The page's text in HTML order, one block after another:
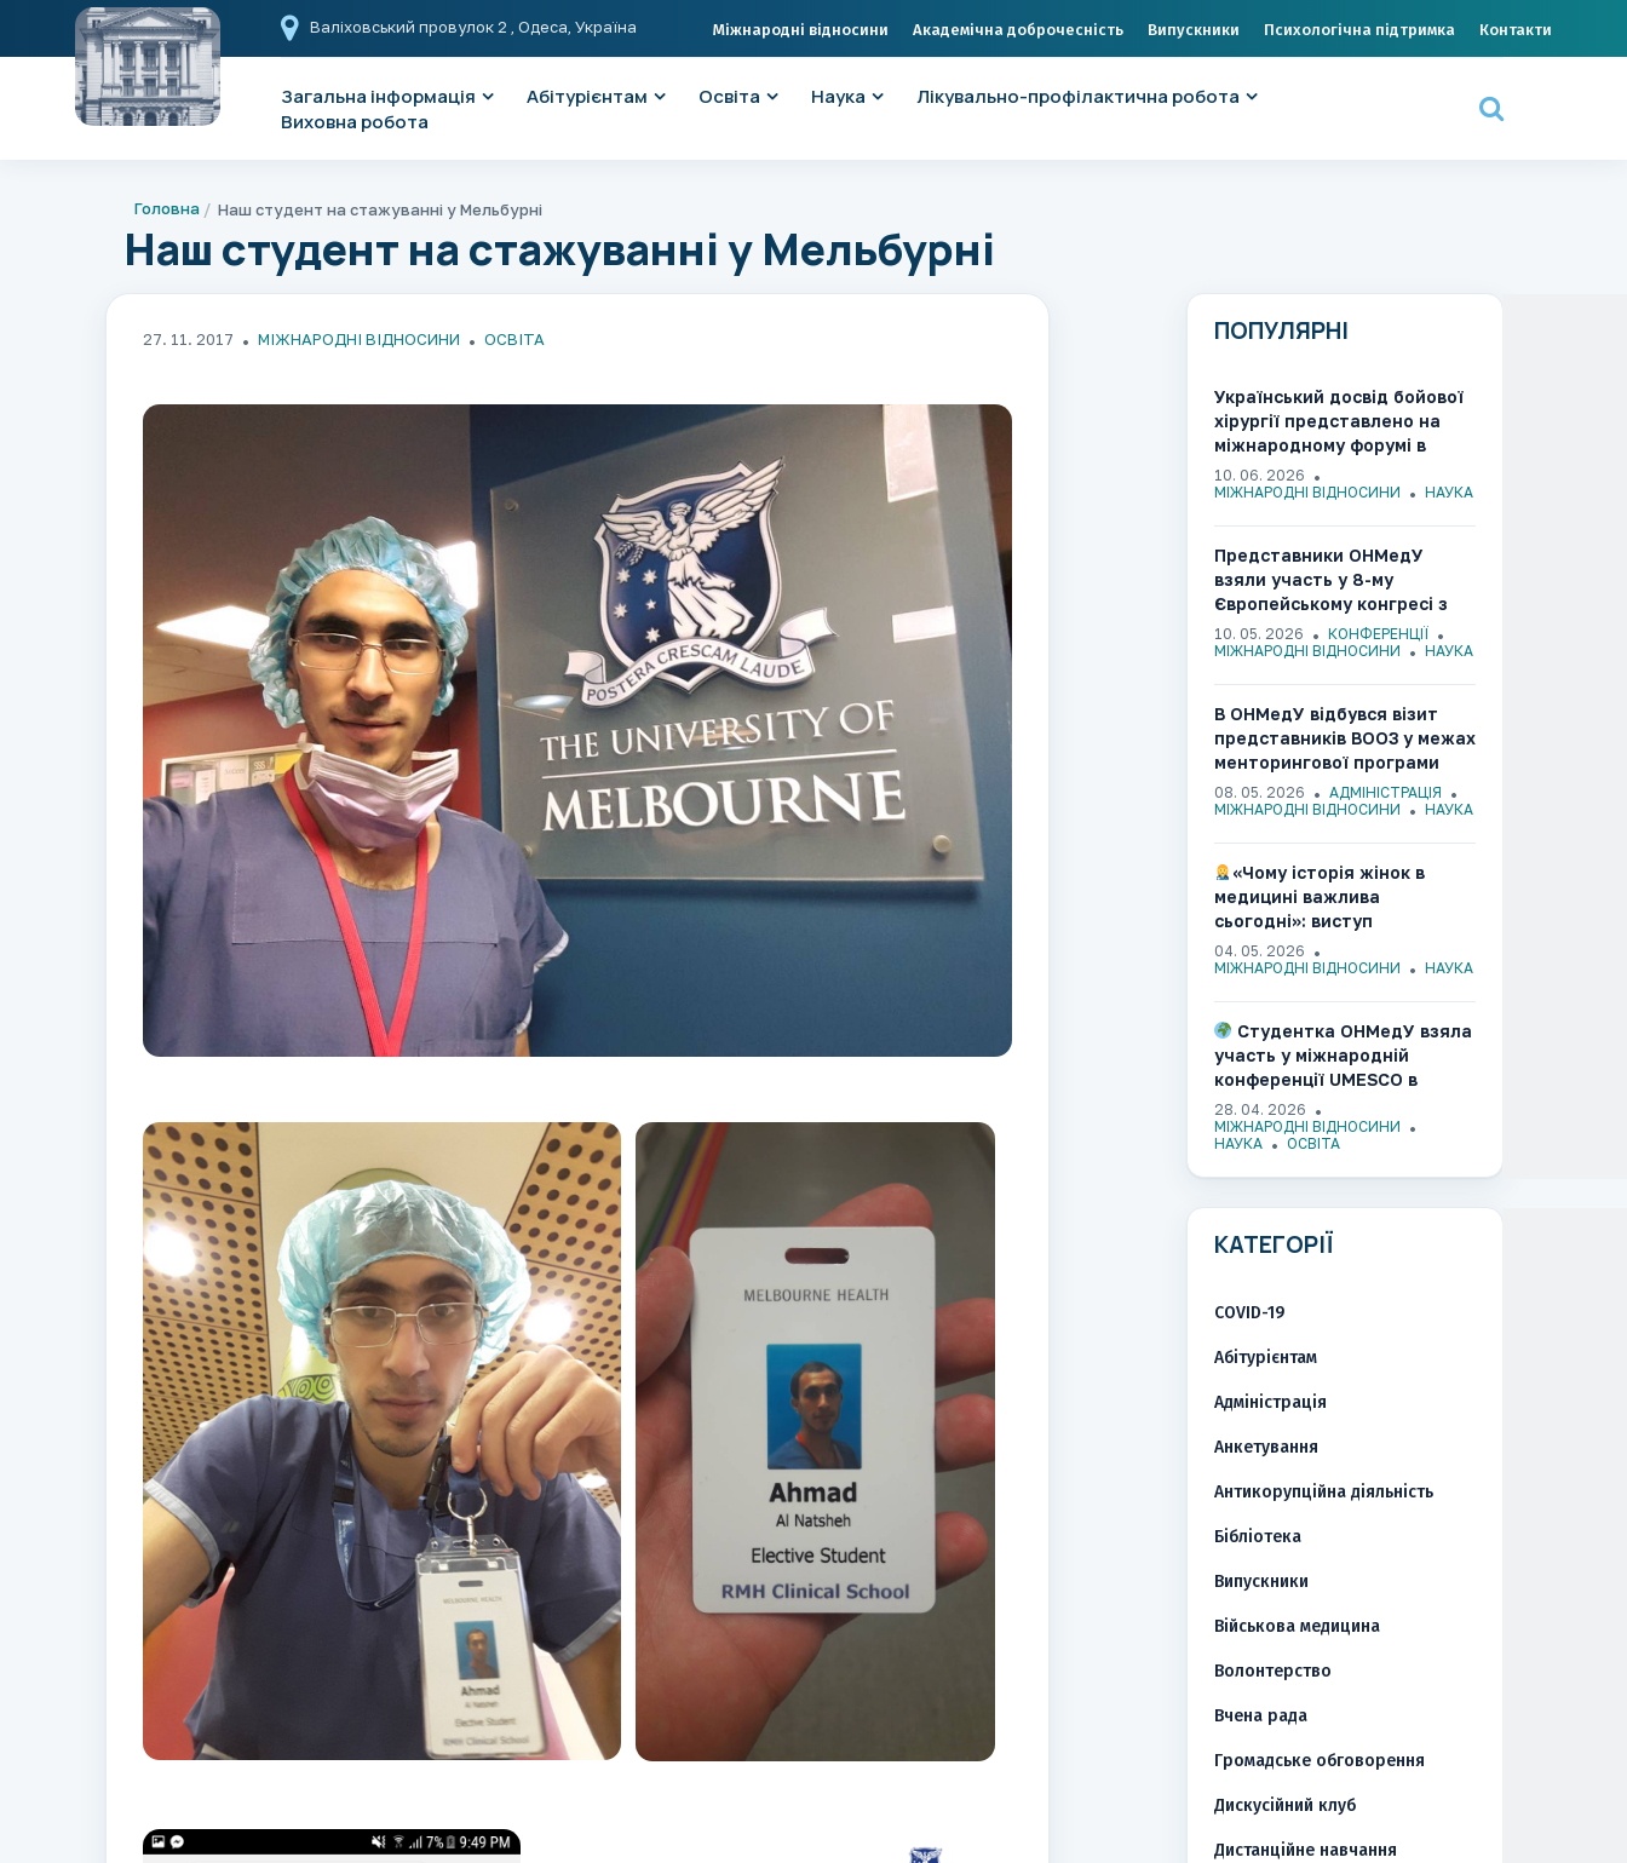
Валіховський провулок 2 , Одеса, Україна Міжнародні відносини Академічна доброчесність Випускники Психологічна підтримка Контакти
Загальна інформація Абітурієнтам Освіта Наука
Лікувально-профілактична робота
Виховна робота
Головна Наш студент на стажуванні у Мельбурні
Наш студент на стажуванні у Мельбурні
27. 11. 2017 МІЖНАРОДНІ ВІДНОСИНИ ОСВІТА ПОПУЛЯРНІ
Український досвід бойової
хірургії представлено на
міжнародному форумі в
Литві
10. 06. 2026
МІЖНАРОДНІ ВІДНОСИНИ
НАУКА
Представники ОНМедУ
взяли участь у 8-му
Європейському конгресі з
ендометріозу(Італія,
Болонья, 2026)
10. 05. 2026
КОНФЕРЕНЦІЇ
МІЖНАРОДНІ ВІДНОСИНИ
НАУКА
В ОНМедУ відбувся візит
представників ВООЗ у межах
менторингової програми
боротьби з
антибіотикорезистентністю
08. 05. 2026
АДМІНІСТРАЦІЯ
МІЖНАРОДНІ ВІДНОСИНИ
НАУКА
«Чому історія жінок в
медицині важлива
сьогодні»: виступ
здобувачки ОНМедУ на
міжнародній конференції в
04. 05. 2026
МІЖНАРОДНІ ВІДНОСИНИ
НАУКА
Студентка ОНМедУ взяла
участь у міжнародній
конференції UMESCO в
Ужгороді​​​​​​​​​​​​​​​​
28. 04. 2026
МІЖНАРОДНІ ВІДНОСИНИ
НАУКА
ОСВІТА
КАТЕГОРІЇ
COVID-19
Абітурієнтам
Адміністрація
Анкетування
Антикорупційна діяльність
Бібліотека
Випускники
Військова медицина
Волонтерство
Вчена рада
Громадське обговорення
Дискусійний клуб
Дистанційне навчання